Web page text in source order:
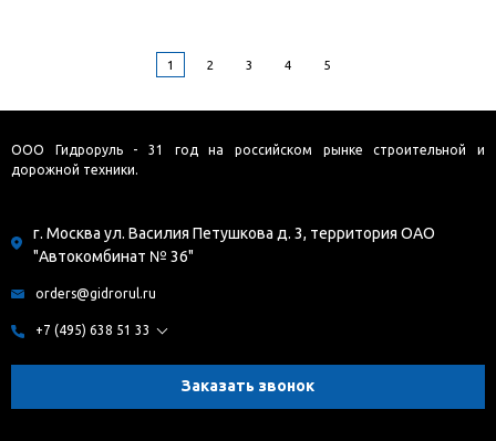
1 2 3 4 5
ООО Гидроруль - 31 год на российском рынке строительной и
дорожной техники.
г. Москва ул. Василия Петушкова д. 3, территория ОАО
"Автокомбинат № 36"
orders@gidrorul.ru
+7 (495) 638 51 33
Заказать звонок